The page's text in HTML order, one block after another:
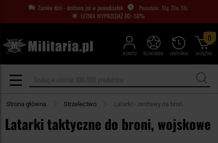
Zamów dziś - dostawa już w poniedziałek 10g 27m 50s
LETNIA WYPRZEDAŻ DO -50%
KONTO HISTORIA
SCHOWEK KOSZYK
0
Strona główna Strzelectwo Latarki - zestawy na broń
Latarki taktyczne do broni, wojskowe